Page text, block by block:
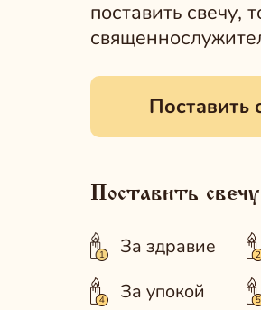
поставить свечу,
Поставить
Поставить
За здравие
За упокой